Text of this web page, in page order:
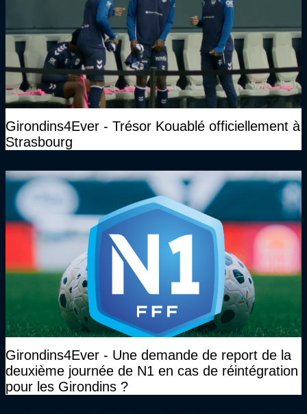
Girondins4Ever - Trésor Kouablé officiellement à
Strasbourg
Girondins4Ever - Une demande de report de la
deuxième journée de N1 en cas de réintégration
pour les Girondins ?